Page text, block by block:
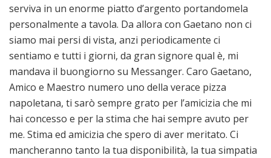
serviva in un enorme piatto d’argento portandomela
personalmente a tavola. Da allora con Gaetano non ci
siamo mai persi di vista, anzi periodicamente ci
sentiamo e tutti i giorni, da gran signore qual è, mi
mandava il buongiorno su Messanger. Caro Gaetano,
Amico e Maestro numero uno della verace pizza
napoletana, ti sarò sempre grato per l’amicizia che mi
hai concesso e per la stima che hai sempre avuto per
me. Stima ed amicizia che spero di aver meritato. Ci
mancheranno tanto la tua disponibilità, la tua simpatia